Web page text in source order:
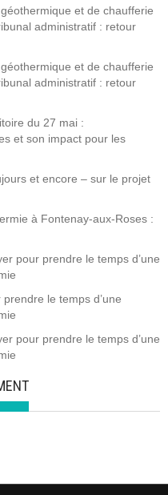
et de chaufferie
administratif : retour
et de chaufferie
administratif : retour
du 27 mai :
et son impact pour les
et encore – sur le projet
à Fontenay-aux-Roses :
pour prendre le temps d’une
le temps d’une
pour prendre le temps d’une